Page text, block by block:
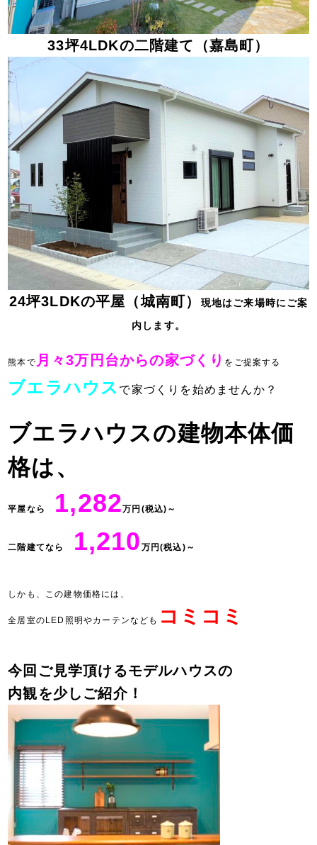
33坪4LDKの二階建て（嘉島町）
24坪3LDKの平屋（城南町）
現地はご来場時にご案
内します。
熊本で 月々3万円台からの家づくり をご提案する
ブエラハウス で家づくりを始めませんか？
ブエラハウスの建物本体価
格は、
平屋なら 1,282万円(税込)～
二階建てなら 1,210 万円(税込)～
しかも、この建物価格には、
全居室のLED照明やカーテンなども コミコミ
今回ご見学頂けるモデルハウスの
内観を少しご紹介！